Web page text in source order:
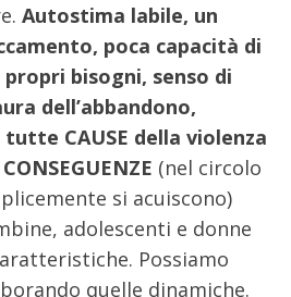
Autostima labile, un
poca capacità di
bisogni, senso di
dell’abbandono,
CAUSE della violenza
(nel circolo
si acuiscono)
adolescenti e donne
Possiamo
quelle dinamiche.